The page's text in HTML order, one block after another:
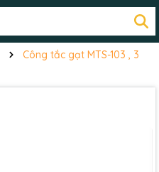
Công tắc gạt MTS-103 , 3